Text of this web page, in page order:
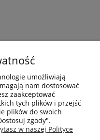
umożliwiają
nam dostosować
zaakceptować
tych plików i przejść
plików do swoich
zgody".
w naszej Polityce